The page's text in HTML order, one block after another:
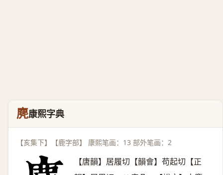
麂康熙字典
【亥集下】【鹿字部】 康熙笔画：13 部外笔画：2
【唐韻】居履切【韻會】苟起切【正